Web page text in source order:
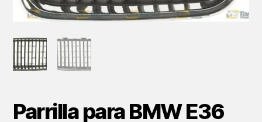
Parrilla para BMW E36